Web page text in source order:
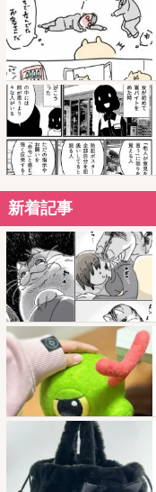
新着記事